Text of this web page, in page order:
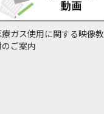
療ガス使用に関する映像教
ご案内